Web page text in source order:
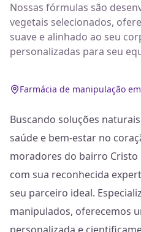
Nossas fórmulas são
vegetais selecionados,
suave e alinhado ao seu
personalizadas para seu
Farmácia de manipulação
Buscando soluções
saúde e bem-estar no
moradores do bairro Cristo
com sua reconhecida
seu parceiro ideal.
manipulados, oferecemos